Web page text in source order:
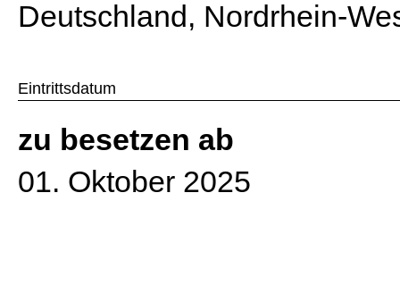
Deutschland, Nordrhein-
Eintrittsdatum
zu besetzen ab
01. Oktober 2025